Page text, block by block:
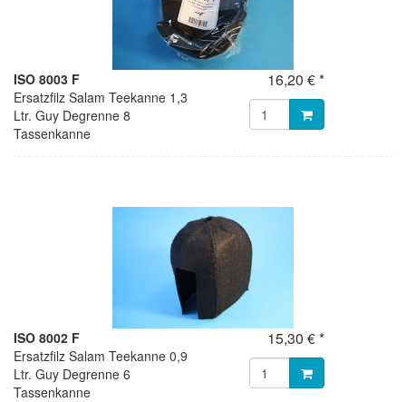
ISO 8003 F
Ersatzfilz Salam Teekanne 1,3
Ltr. Guy Degrenne 8
Tassenkanne
16,20 € *
ISO 8002 F
Ersatzfilz Salam Teekanne 0,9
Ltr. Guy Degrenne 6
Tassenkanne
15,30 € *